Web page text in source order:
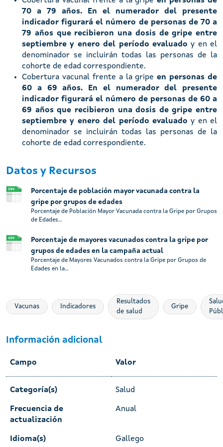
70 a 79 años. En el numerador del presente
indicador figurará el número de personas de 70 a
79 años que recibieron una dosis de gripe entre
septiembre y enero del período evaluado y en el
denominador se incluirán todas las personas de la
cohorte de edad correspondiente.
Cobertura vacunal frente a la gripeen personas de
60 a 69 años. En el numerador del presente
indicador figurará el número de personas de 60 a
69 años que recibieron una dosis de gripe entre
septiembre y enero del período evaluado y en el
denominador se incluirán todas las personas de la
cohorte de edad correspondiente.
Datos y Recursos
Porcentaje de población mayor vacunada contra la
gripe por grupos de edades
Porcentaje de Población Mayor Vacunada contra la Gripe por Grupos
de Edades...
Porcentaje de mayores vacunados contra la gripe por
grupos de edades en la campaña actual
Porcentaje de Mayores Vacunados contra la Gripe por Grupos de
Edades en la...
Vacunas Indicadores
Resultados
de salud
Gripe
Información adicional
Campo Valor
Categoría(s) Salud
Frecuencia de
actualización
Anual
Idioma(s) Gallego